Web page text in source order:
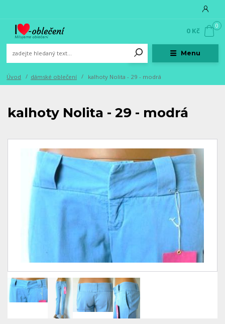
Menu
0
0 Kč
Úvod dámské oblečení kalhoty Nolita - 29 - modrá
kalhoty Nolita - 29 - modrá